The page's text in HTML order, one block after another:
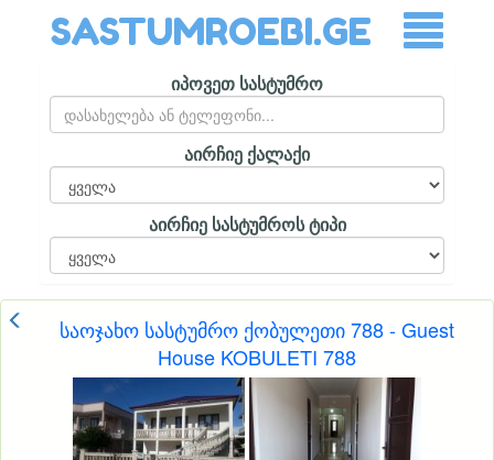
SASTUMROEBI.GE
იპოვეთ სასტუმრო
აირჩიე ქალაქი
აირჩიე სასტუმროს ტიპი
საოჯახო სასტუმრო ქობულეთი 788 - Guest
House KOBULETI 788